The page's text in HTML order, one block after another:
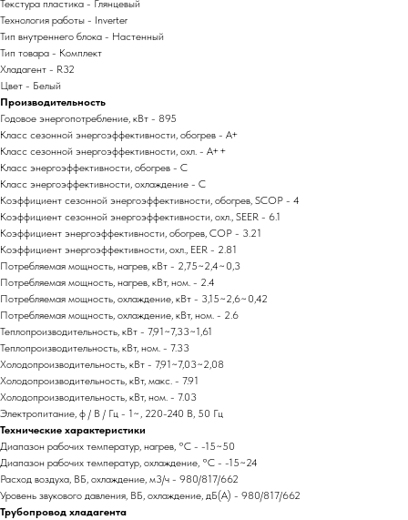
Текстура пластика - Глянцевый
Технология работы - Inverter
Тип внутреннего блока - Настенный
Тип товара - Комплект
Хладагент - R32
Цвет - Белый
Производительность
Годовое энергопотребление, кВт - 895
Класс сезонной энергоэффективности, обогрев - A+
Класс сезонной энергоэффективности, охл. - A++
Класс энергоэффективности, обогрев - C
Класс энергоэффективности, охлаждение - C
Коэффициент сезонной энергоэффективности, обогрев, SCOP - 4
Коэффициент сезонной энергоэффективности, охл., SEER - 6.1
Коэффициент энергоэффективности, обогрев, COP - 3.21
Коэффициент энергоэффективности, охл., EER - 2.81
Потребляемая мощность, нагрев, кВт - 2,75~2,4~0,3
Потребляемая мощность, нагрев, кВт, ном. - 2.4
Потребляемая мощность, охлаждение, кВт - 3,15~2,6~0,42
Потребляемая мощность, охлаждение, кВт, ном. - 2.6
Теплопроизводительность, кВт - 7,91~7,33~1,61
Теплопроизводительность, кВт, ном. - 7.33
Холодопроизводительность, кВт - 7,91~7,03~2,08
Холодопроизводительность, кВт, макс. - 7.91
Холодопроизводительность, кВт, ном. - 7.03
Электропитание, ф / В / Гц - 1~, 220-240 В, 50 Гц
Технические характеристики
Диапазон рабочих температур, нагрев, °C - -15~50
Диапазон рабочих температур, охлаждение, °C - -15~24
Расход воздуха, ВБ, охлаждение, м3/ч - 980/817/662
Уровень звукового давления, ВБ, охлаждение, дБ(А) - 980/817/662
Трубопровод хладагента